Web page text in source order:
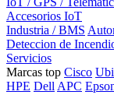
Accesorios IoT
Industria / BMS
Deteccion de
Servicios
Marcas top Cisco
HPE Dell APC